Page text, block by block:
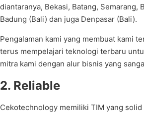
diantaranya, Bekasi, Batang, Semarang,
Badung (Bali) dan juga Denpasar (Bali).
Pengalaman kami yang membuat kami
terus mempelajari teknologi terbaru
mitra kami dengan alur bisnis yang
2. Reliable
Cekotechnology memiliki TIM yang solid